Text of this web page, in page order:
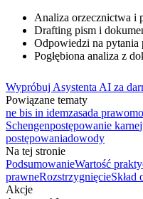
Analiza orzecznictwa i
Drafting pism i
Odpowiedzi na pytania
Pogłębiona analiza z
Wypróbuj Asystenta AI za
Powiązane tematy
ne bis in idemzasada
Schengenpostępowanie karne
postępowaniadowody
Na tej stronie
PodsumowanieWartość
prawneRozstrzygnięcieSkład
Akcje